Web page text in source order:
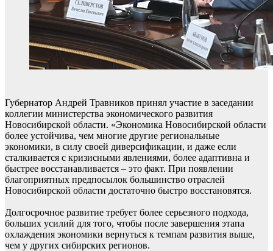
Губернатор Андрей Травников принял участие в заседании
коллегии министерства экономического развития
Новосибирской области. «Экономика Новосибирской области
более устойчива, чем многие другие региональные
экономики, в силу своей диверсификации, и даже если
сталкивается с кризисными явлениями, более адаптивна и
быстрее восстанавливается – это факт. При появлении
благоприятных предпосылок большинство отраслей
Новосибирской области достаточно быстро восстановятся.
Долгосрочное развитие требует более серьезного подхода,
больших усилий для того, чтобы после завершения этапа
охлаждения экономики вернуться к темпам развития выше,
чем у других сибирских регионов.